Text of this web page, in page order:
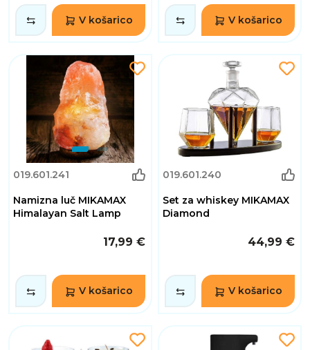
V košarico V košarico
019.601.241
Namizna luč MIKAMAX
Himalayan Salt Lamp
17,99 €
V košarico
019.601.240
Set za whiskey MIKAMAX
Diamond
44,99 €
V košarico